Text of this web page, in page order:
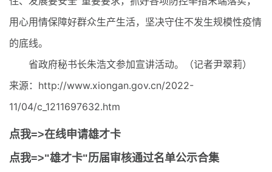
用心用情保障好群众生产生活，坚决守住不发生规模性疫情
的底线。
省政府秘书长朱浩文参加宣讲活动。（记者尹翠莉）
来源：http://www.xiongan.gov.cn/2022-
11/04/c_1211697632.htm
点我=>在线申请雄才卡
点我=>"雄才卡"历届审核通过名单公示合集